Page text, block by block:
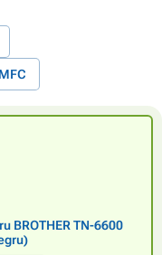
BROTHER TN-6600